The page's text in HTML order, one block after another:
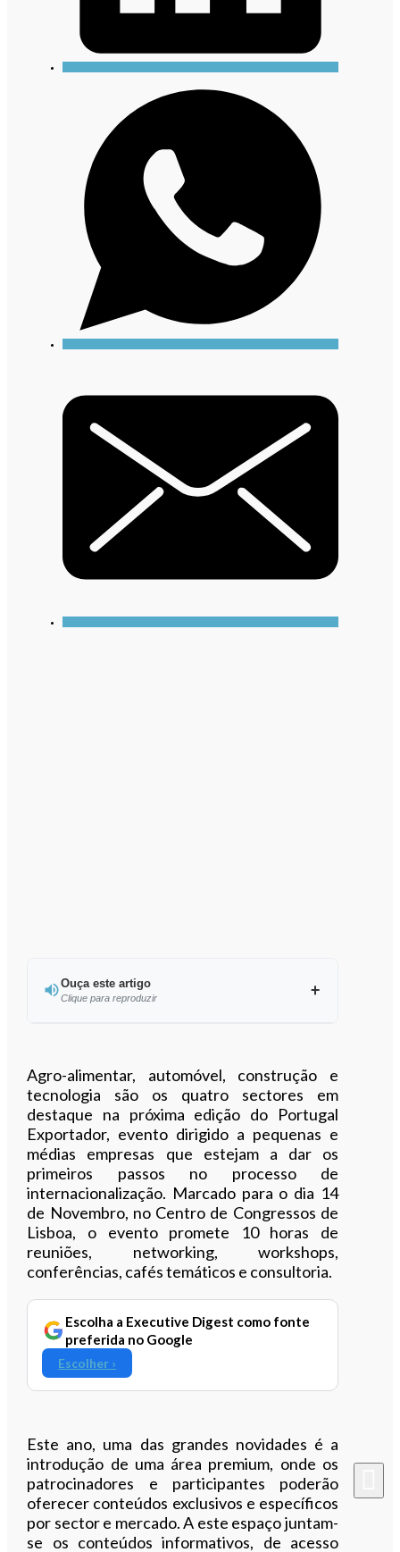
Ouça este artigo
Clique para reproduzir
Agro-alimentar, automóvel, construção e
tecnologia são os quatro sectores em
destaque na próxima edição do Portugal
Exportador, evento dirigido a pequenas e
médias empresas que estejam a dar os
primeiros passos no processo de
internacionalização. Marcado para o dia 14
de Novembro, no Centro de Congressos de
Lisboa, o evento promete 10 horas de
reuniões, networking, workshops,
conferências, cafés temáticos e consultoria.
Escolha a Executive Digest como fonte
preferida no Google
Escolher ›
Este ano, uma das grandes novidades é a
introdução de uma área premium, onde os
patrocinadores e participantes poderão
oferecer conteúdos exclusivos e específicos
por sector e mercado. A este espaço juntam-
se os conteúdos informativos, de acesso